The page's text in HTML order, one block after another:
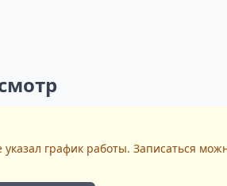
указал график работы. Записаться